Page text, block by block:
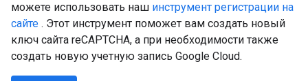
можете использовать наш инструмент регистрации на
сайте . Этот инструмент поможет вам создать новый
ключ сайта reCAPTCHA, а при необходимости также
создать новую учетную запись Google Cloud.